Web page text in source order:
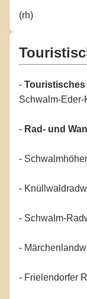
(rh)
- Touristisches
Schwalm-
- Rad- und
-
-
- Schwalm-
-
- Frielendorfer